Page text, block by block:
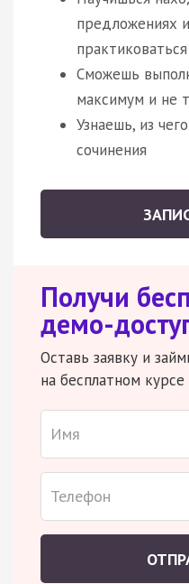
предложениях
практиковаться
Сможешь
максимум и не
Узнаешь, из
сочинения
Получи
демо-
Оставь заявку и
на бесплатном